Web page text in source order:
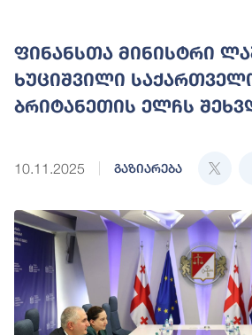
ფინანსთა მინისტრი
ხუციშვილი
ბრიტანეთის ელჩს
10.11.2025 გაზიარება